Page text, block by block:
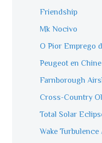
Friendship
Mk Nocivo
O Pior Emprego
Peugeot en Chine
Farnborough
Cross-Country
Total Solar
Wake